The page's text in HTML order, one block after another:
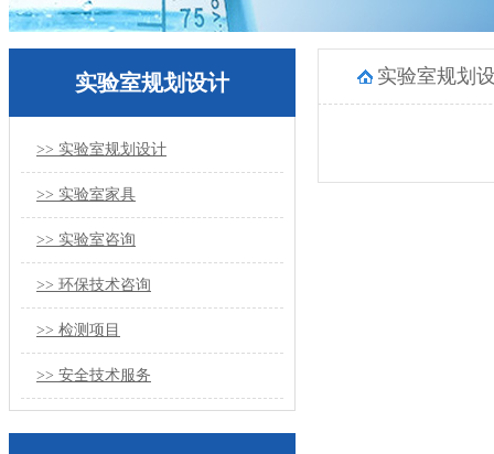
实验室规划设计
>> 实验室规划设计
>> 实验室家具
>> 实验室咨询
>> 环保技术咨询
>> 检测项目
>> 安全技术服务
实验室规划